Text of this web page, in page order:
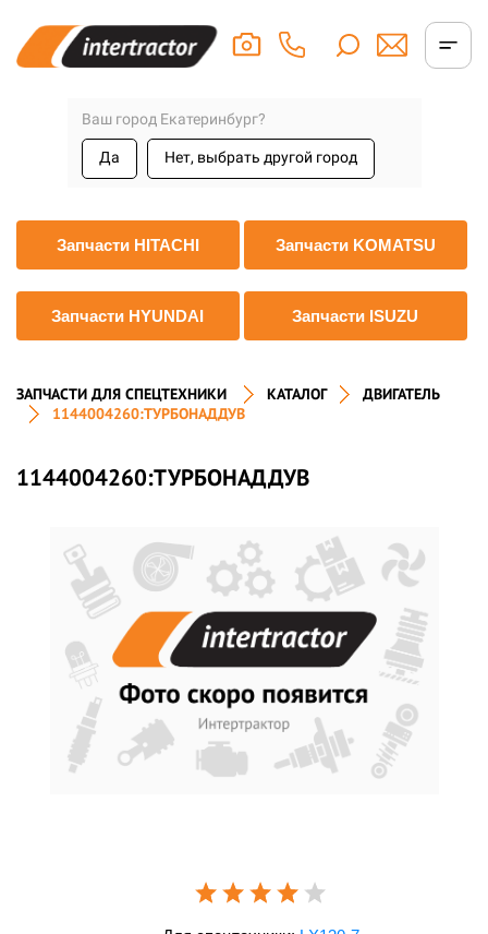
Ваш город Екатеринбург?
Да Нет, выбрать другой город
Запчасти HITACHI Запчасти KOMATSU
Запчасти HYUNDAI Запчасти ISUZU
ЗАПЧАСТИ ДЛЯ СПЕЦТЕХНИКИ КАТАЛОГ
ДВИГАТЕЛЬ
1144004260:ТУРБОНАДДУВ
1144004260:ТУРБОНАДДУВ